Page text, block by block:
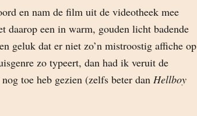
en nam de film uit de videotheek mee
daarop een in warm, gouden licht badende
geluk dat er niet zo’n mistroostig affiche op
zo typeert, dan had ik veruit de
toe heb gezien (zelfs beter dan Hellboy